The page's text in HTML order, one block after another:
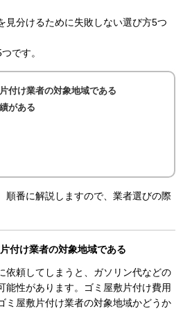
見分けるために失敗しない選び方5つ
です。
付け業者の対象地域である
がある
順番に解説しますので、業者選びの際
付け業者の対象地域である
依頼してしまうと、ガソリン代などの
能性があります。ゴミ屋敷片付け費用
ミ屋敷片付け業者の対象地域かどうか